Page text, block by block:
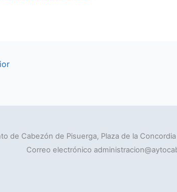
de Cabezón de Pisuerga, Plaza de la
Correo electrónico